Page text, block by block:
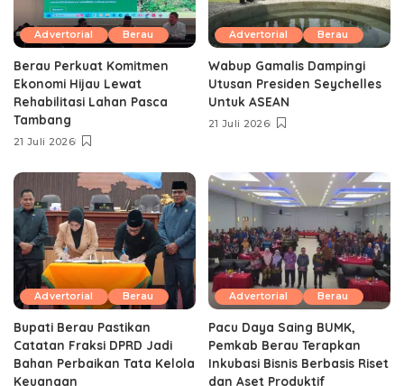
Advertorial Berau
Berau Perkuat Komitmen
Ekonomi Hijau Lewat
Rehabilitasi Lahan Pasca
Tambang
21 Juli 2026
Advertorial Berau
Wabup Gamalis Dampingi
Utusan Presiden Seychelles
Untuk ASEAN
21 Juli 2026
Advertorial Berau
Bupati Berau Pastikan
Catatan Fraksi DPRD Jadi
Bahan Perbaikan Tata Kelola
Keuangan
Advertorial Berau
Pacu Daya Saing BUMK,
Pemkab Berau Terapkan
Inkubasi Bisnis Berbasis Riset
dan Aset Produktif ‎